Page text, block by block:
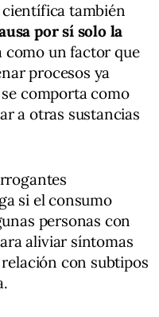
también
por sí solo la
como un factor que
procesos ya
comporta como
a otras sustancias
si el consumo
personas con
aliviar síntomas
con subtipos